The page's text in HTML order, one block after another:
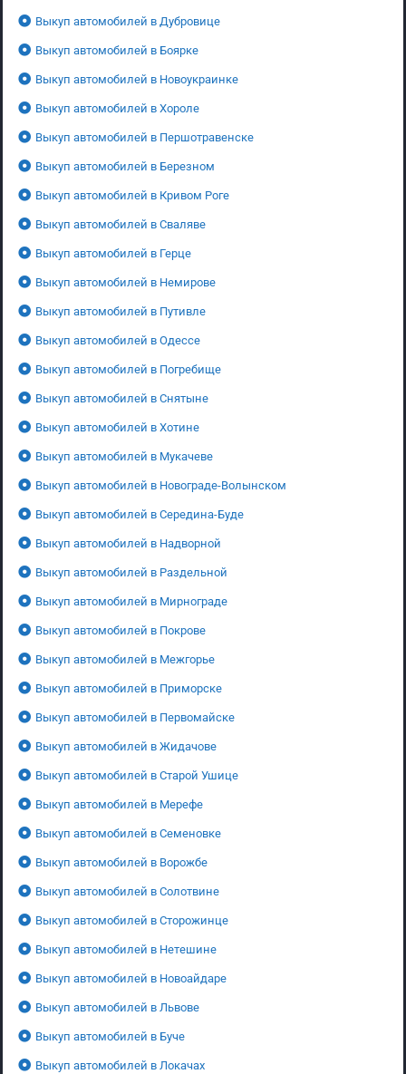
Выкуп автомобилей в Дубровице
Выкуп автомобилей в Боярке
Выкуп автомобилей в Новоукраинке
Выкуп автомобилей в Хороле
Выкуп автомобилей в Першотравенске
Выкуп автомобилей в Березном
Выкуп автомобилей в Кривом Роге
Выкуп автомобилей в Сваляве
Выкуп автомобилей в Герце
Выкуп автомобилей в Немирове
Выкуп автомобилей в Путивле
Выкуп автомобилей в Одессе
Выкуп автомобилей в Погребище
Выкуп автомобилей в Снятыне
Выкуп автомобилей в Хотине
Выкуп автомобилей в Мукачеве
Выкуп автомобилей в Новограде-Волынском
Выкуп автомобилей в Середина-Буде
Выкуп автомобилей в Надворной
Выкуп автомобилей в Раздельной
Выкуп автомобилей в Мирнограде
Выкуп автомобилей в Покрове
Выкуп автомобилей в Межгорье
Выкуп автомобилей в Приморске
Выкуп автомобилей в Первомайске
Выкуп автомобилей в Жидачове
Выкуп автомобилей в Старой Ушице
Выкуп автомобилей в Мерефе
Выкуп автомобилей в Семеновке
Выкуп автомобилей в Ворожбе
Выкуп автомобилей в Солотвине
Выкуп автомобилей в Сторожинце
Выкуп автомобилей в Нетешине
Выкуп автомобилей в Новоайдаре
Выкуп автомобилей в Львове
Выкуп автомобилей в Буче
Выкуп автомобилей в Локачах